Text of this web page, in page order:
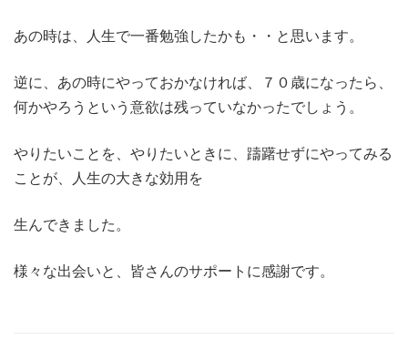
あの時は、人生で一番勉強したかも・・と思います。
逆に、あの時にやっておかなければ、７０歳になったら、
何かやろうという意欲は残っていなかったでしょう。
やりたいことを、やりたいときに、躊躇せずにやってみる
ことが、人生の大きな効用を
生んできました。
様々な出会いと、皆さんのサポートに感謝です。